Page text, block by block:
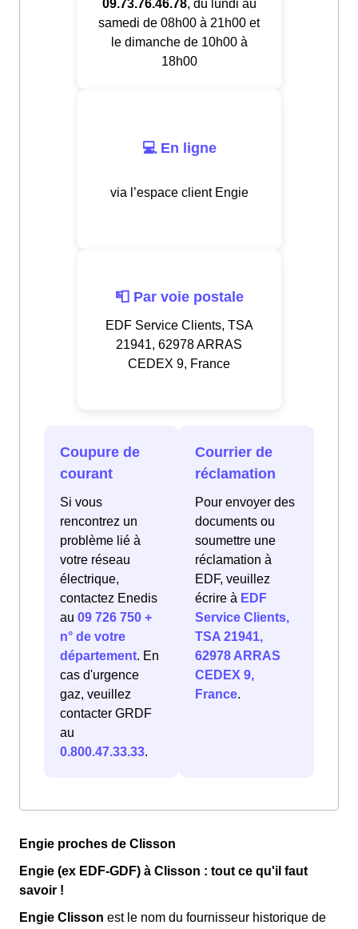
09.73.76.46.78, du lundi au
samedi de 08h00 à 21h00 et
le dimanche de 10h00 à
18h00
💻 En ligne
via l’espace client Engie
📮 Par voie postale
EDF Service Clients, TSA
21941, 62978 ARRAS
CEDEX 9, France
Coupure de
courant
Si vous
rencontrez un
problème lié à
votre réseau
électrique,
contactez Enedis
au 09 726 750 +
n° de votre
département. En
cas d'urgence
gaz, veuillez
contacter GRDF
au
0.800.47.33.33.
Courrier de
réclamation
Pour envoyer des
documents ou
soumettre une
réclamation à
EDF, veuillez
écrire à EDF
Service Clients,
TSA 21941,
62978 ARRAS
CEDEX 9,
France.
Engie proches de Clisson
Engie (ex EDF-GDF) à Clisson : tout ce qu'il faut
savoir !
Engie Clisson est le nom du fournisseur historique de